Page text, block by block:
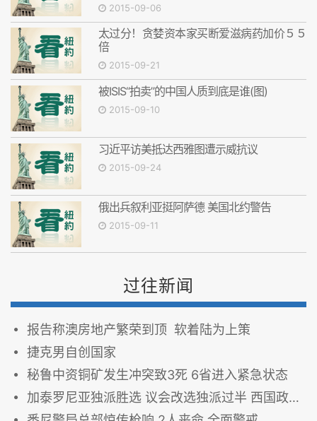
2015-09-06
太过分！贪婪资本家买断爱滋病药加价５５
倍
2015-09-21
被ISIS“拍卖”的中国人质到底是谁(图)
2015-09-10
习近平访美抵达西雅图遭示威抗议
2015-09-24
俄出兵叙利亚挺阿萨德 美国北约警告
2015-09-11
过往新闻
报告称澳房地产繁荣到顶 软着陆为上策
捷克男自创国家
秘鲁中资铜矿发生冲突致3死 6省进入紧急状态
加泰罗尼亚独派胜选 议会改选独派过半 西国政情紧绷